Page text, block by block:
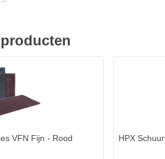
VFN Fijn - Rood HPX